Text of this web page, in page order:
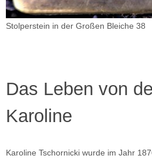
Stolperstein in der Großen Bleiche 38
Das Leben von
Karoline
Karoline Tschornicki wurde im Jahr